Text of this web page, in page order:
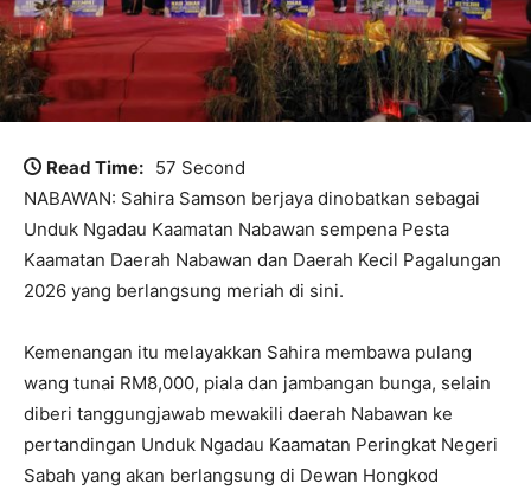
Read Time: 57 Second
NABAWAN: Sahira Samson berjaya dinobatkan sebagai
Unduk Ngadau Kaamatan Nabawan sempena Pesta
Kaamatan Daerah Nabawan dan Daerah Kecil Pagalungan
2026 yang berlangsung meriah di sini.
Kemenangan itu melayakkan Sahira membawa pulang
wang tunai RM8,000, piala dan jambangan bunga, selain
diberi tanggungjawab mewakili daerah Nabawan ke
pertandingan Unduk Ngadau Kaamatan Peringkat Negeri
Sabah yang akan berlangsung di Dewan Hongkod